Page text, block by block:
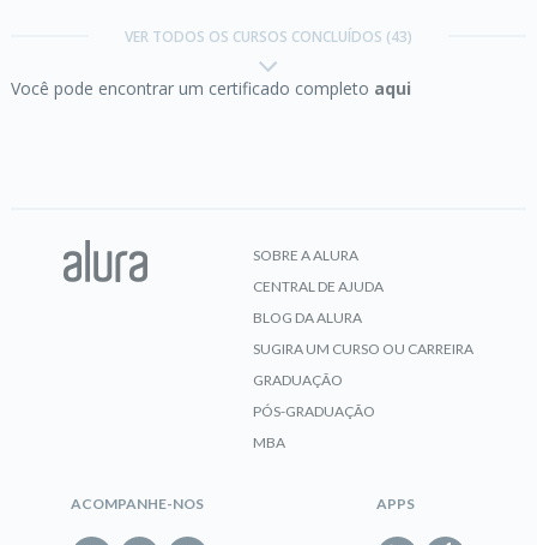
Certificação Oracle SQL Fundamentals 2:
VER TODOS OS CURSOS CONCLUÍDOS (43)
Você pode encontrar um certificado completo aqui
SOBRE A ALURA
CENTRAL DE AJUDA
BLOG DA ALURA
SUGIRA UM CURSO OU CARREIRA
GRADUAÇÃO
PÓS-GRADUAÇÃO
MBA
ACOMPANHE-NOS APPS